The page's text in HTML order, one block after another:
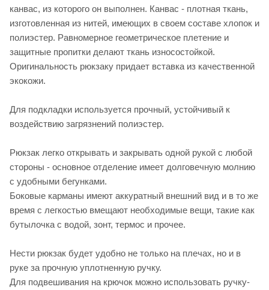
канвас, из которого он выполнен. Канвас - плотная ткань,
изготовленная из нитей, имеющих в своем составе хлопок и
полиэстер. Равномерное геометрическое плетение и
защитные пропитки делают ткань износостойкой.
Оригинальность рюкзаку придает вставка из качественной
экокожи.
Для подкладки используется прочный, устойчивый к
воздействию загрязнений полиэстер.
Рюкзак легко открывать и закрывать одной рукой с любой
стороны - основное отделение имеет долговечную молнию
с удобными бегунками.
Боковые карманы имеют аккуратный внешний вид и в то же
время с легкостью вмещают необходимые вещи, такие как
бутылочка с водой, зонт, термос и прочее.
Нести рюкзак будет удобно не только на плечах, но и в
руке за прочную уплотненную ручку.
Для подвешивания на крючок можно использовать ручку-